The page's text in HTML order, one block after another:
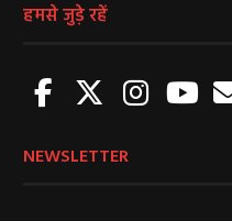
हमसे जुड़े रहें
NEWSLETTER